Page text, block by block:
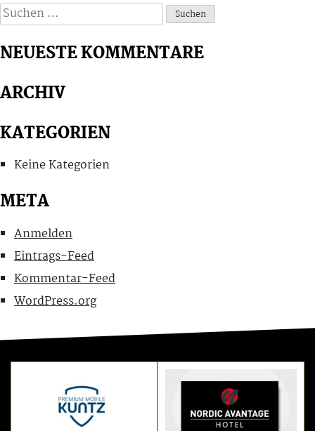
Suchen
nach:
NEUESTE KOMMENTARE
ARCHIV
KATEGORIEN
Keine Kategorien
META
Anmelden
Eintrags-Feed
Kommentar-Feed
WordPress.org